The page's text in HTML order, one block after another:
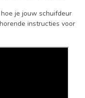
je jouw schuifdeur
instructies voor